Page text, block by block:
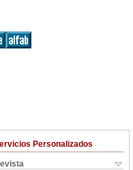
Personalizados